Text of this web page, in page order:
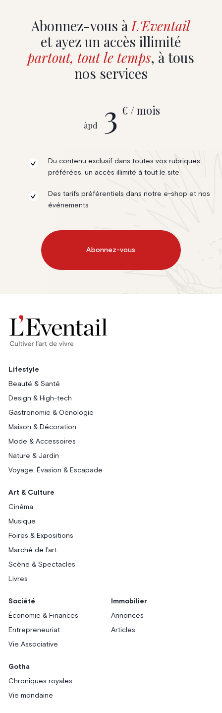
Abonnez-vous àL'Eventail
et ayez un accès illimité
partout, tout le temps, à tous
nos services
àpd 3 € / mois
Du contenu exclusif dans toutes vos rubriques
préférées, un accès illimité à tout le site
Des tarifs préférentiels dans notre e-shop et nos
événements
Abonnez-vous
Lifestyle
Beauté & Santé
Design & High-tech
Gastronomie & Oenologie
Maison & Décoration
Mode & Accessoires
Nature & Jardin
Voyage, Évasion & Escapade
Art & Culture
Cinéma
Musique
Foires & Expositions
Marché de l'art
Scène & Spectacles
Livres
Société
Économie & Finances
Entrepreneuriat
Vie Associative
Immobilier
Annonces
Articles
Gotha
Chroniques royales
Vie mondaine